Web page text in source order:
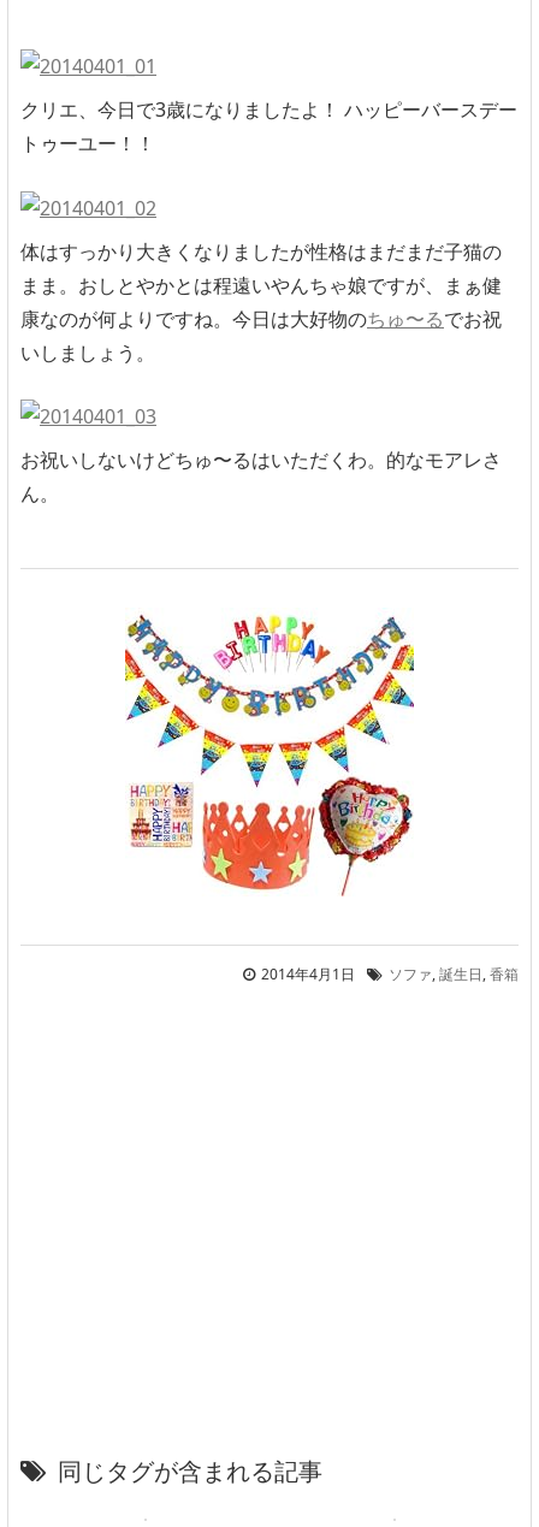
クリエ、今日で3歳になりましたよ！ ハッピーバースデー
トゥーユー！！
体はすっかり大きくなりましたが性格はまだまだ子猫の
まま。おしとやかとは程遠いやんちゃ娘ですが、まぁ健
康なのが何よりですね。今日は大好物のちゅ〜るでお祝
いしましょう。
お祝いしないけどちゅ〜るはいただくわ。的なモアレさ
ん。
2014年4月1日 ソファ,誕生日,香箱
同じタグが含まれる記事